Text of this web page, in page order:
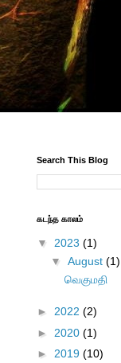
Search This Blog
கடந்த காலம்
▼ 2023 (1)
▼ August (1)
வெகுமதி
► 2022 (2)
► 2020 (1)
► 2019 (10)